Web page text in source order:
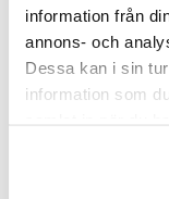
information från
annons- och
Dessa kan i sin
information som
Du har praktisk
industri, labb eller
lyckas i rollen
processutveckling,
meriterande, likaså